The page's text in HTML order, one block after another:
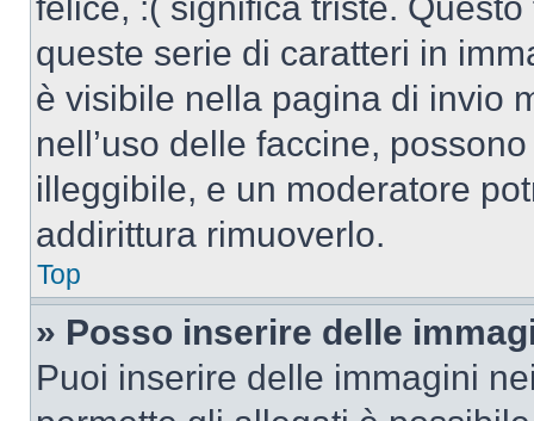
queste serie di caratteri in
è visibile nella pagina di invio
nell’uso delle faccine,
illeggibile, e un moderatore
addirittura rimuoverlo.
Top
» Posso inserire delle
Puoi inserire delle immagini